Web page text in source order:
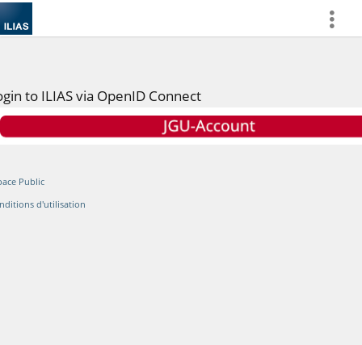
more
to ILIAS via OpenID Connect
Public
d'utilisation